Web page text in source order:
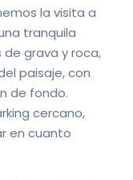
la visita a
tranquila
grava y roca,
paisaje, con
de fondo.
cercano,
en cuanto